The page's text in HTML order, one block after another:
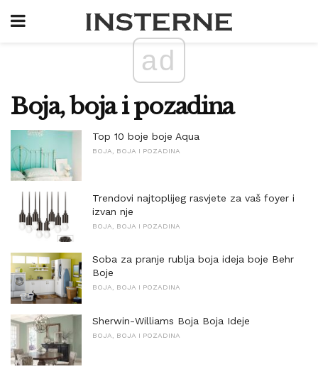
ad
Boja, boja i pozadina
Top 10 boje boje Aqua
BOJA, BOJA I POZADINA
Trendovi najtoplijeg rasvjete za vaš foyer i
izvan nje
BOJA, BOJA I POZADINA
Soba za pranje rublja boja ideja boje Behr
Boje
BOJA, BOJA I POZADINA
Sherwin-Williams Boja Boja Ideje
BOJA, BOJA I POZADINA